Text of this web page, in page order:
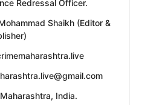
Redressal Officer.
Shaikh (Editor &
India.